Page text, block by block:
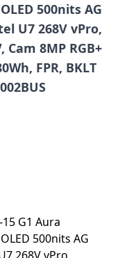
500nits AG
U7 268V vPro,
Cam 8MP RGB+
FPR, BKLT